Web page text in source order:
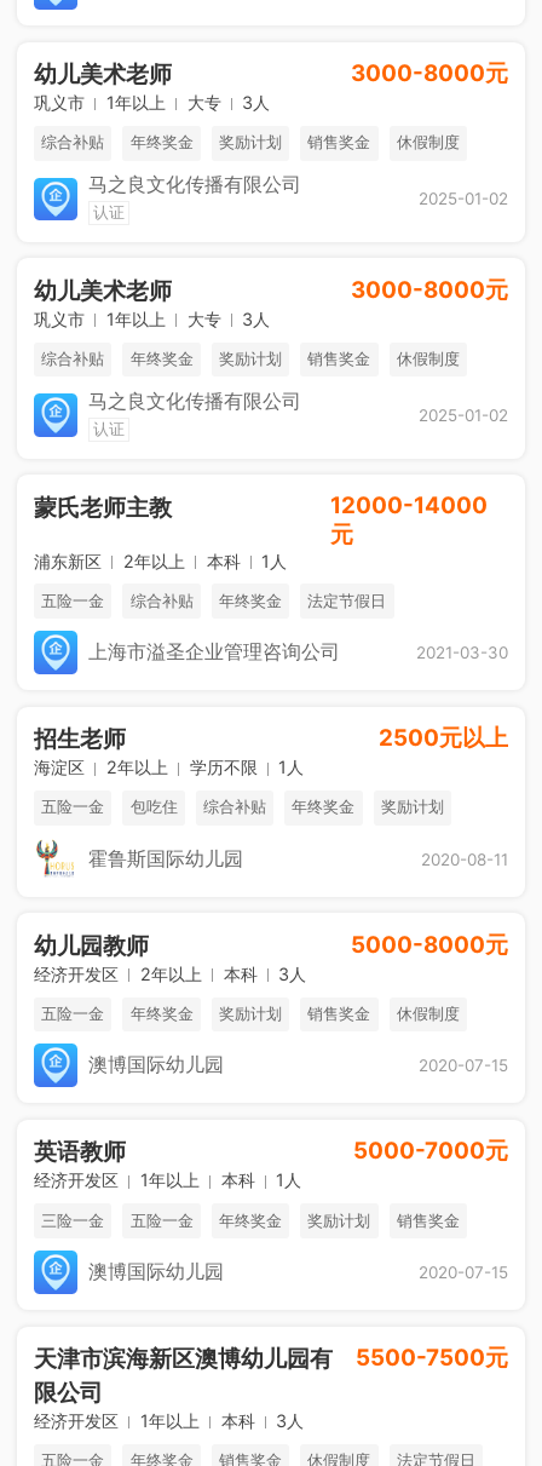
幼儿美术老师 3000-8000元
巩义市 1年以上 大专 3人
综合补贴 年终奖金 奖励计划 销售奖金 休假制度
马之良文化传播有限公司
认证
2025-01-02
幼儿美术老师 3000-8000元
巩义市 1年以上 大专 3人
综合补贴 年终奖金 奖励计划 销售奖金 休假制度
马之良文化传播有限公司
认证
2025-01-02
蒙氏老师主教
12000-14000
元
浦东新区 2年以上 本科 1人
五险一金 综合补贴 年终奖金 法定节假日
上海市溢圣企业管理咨询公司 2021-03-30
招生老师 2500元以上
海淀区 2年以上 学历不限 1人
五险一金 包吃住 综合补贴 年终奖金 奖励计划
销售奖金 休假制度 法定节假日
霍鲁斯国际幼儿园 2020-08-11
幼儿园教师 5000-8000元
经济开发区 2年以上 本科 3人
五险一金 年终奖金 奖励计划 销售奖金 休假制度
法定节假日澳博国际幼儿园 2020-07-15
英语教师 5000-7000元
经济开发区 1年以上 本科 1人
三险一金 五险一金 年终奖金 奖励计划 销售奖金
休假制度澳博国际幼儿园 2020-07-15
天津市滨海新区澳博幼儿园有
限公司
5500-7500元
经济开发区 1年以上 本科 3人
五险一金 年终奖金 销售奖金 休假制度 法定节假日